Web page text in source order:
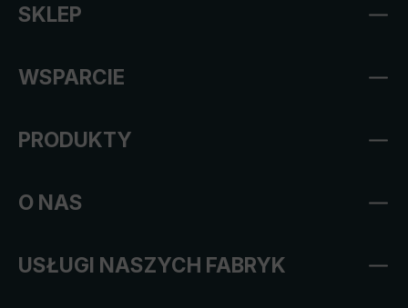
SKLEP
WSPARCIE
PRODUKTY
O NAS
USŁUGI NASZYCH FABRYK